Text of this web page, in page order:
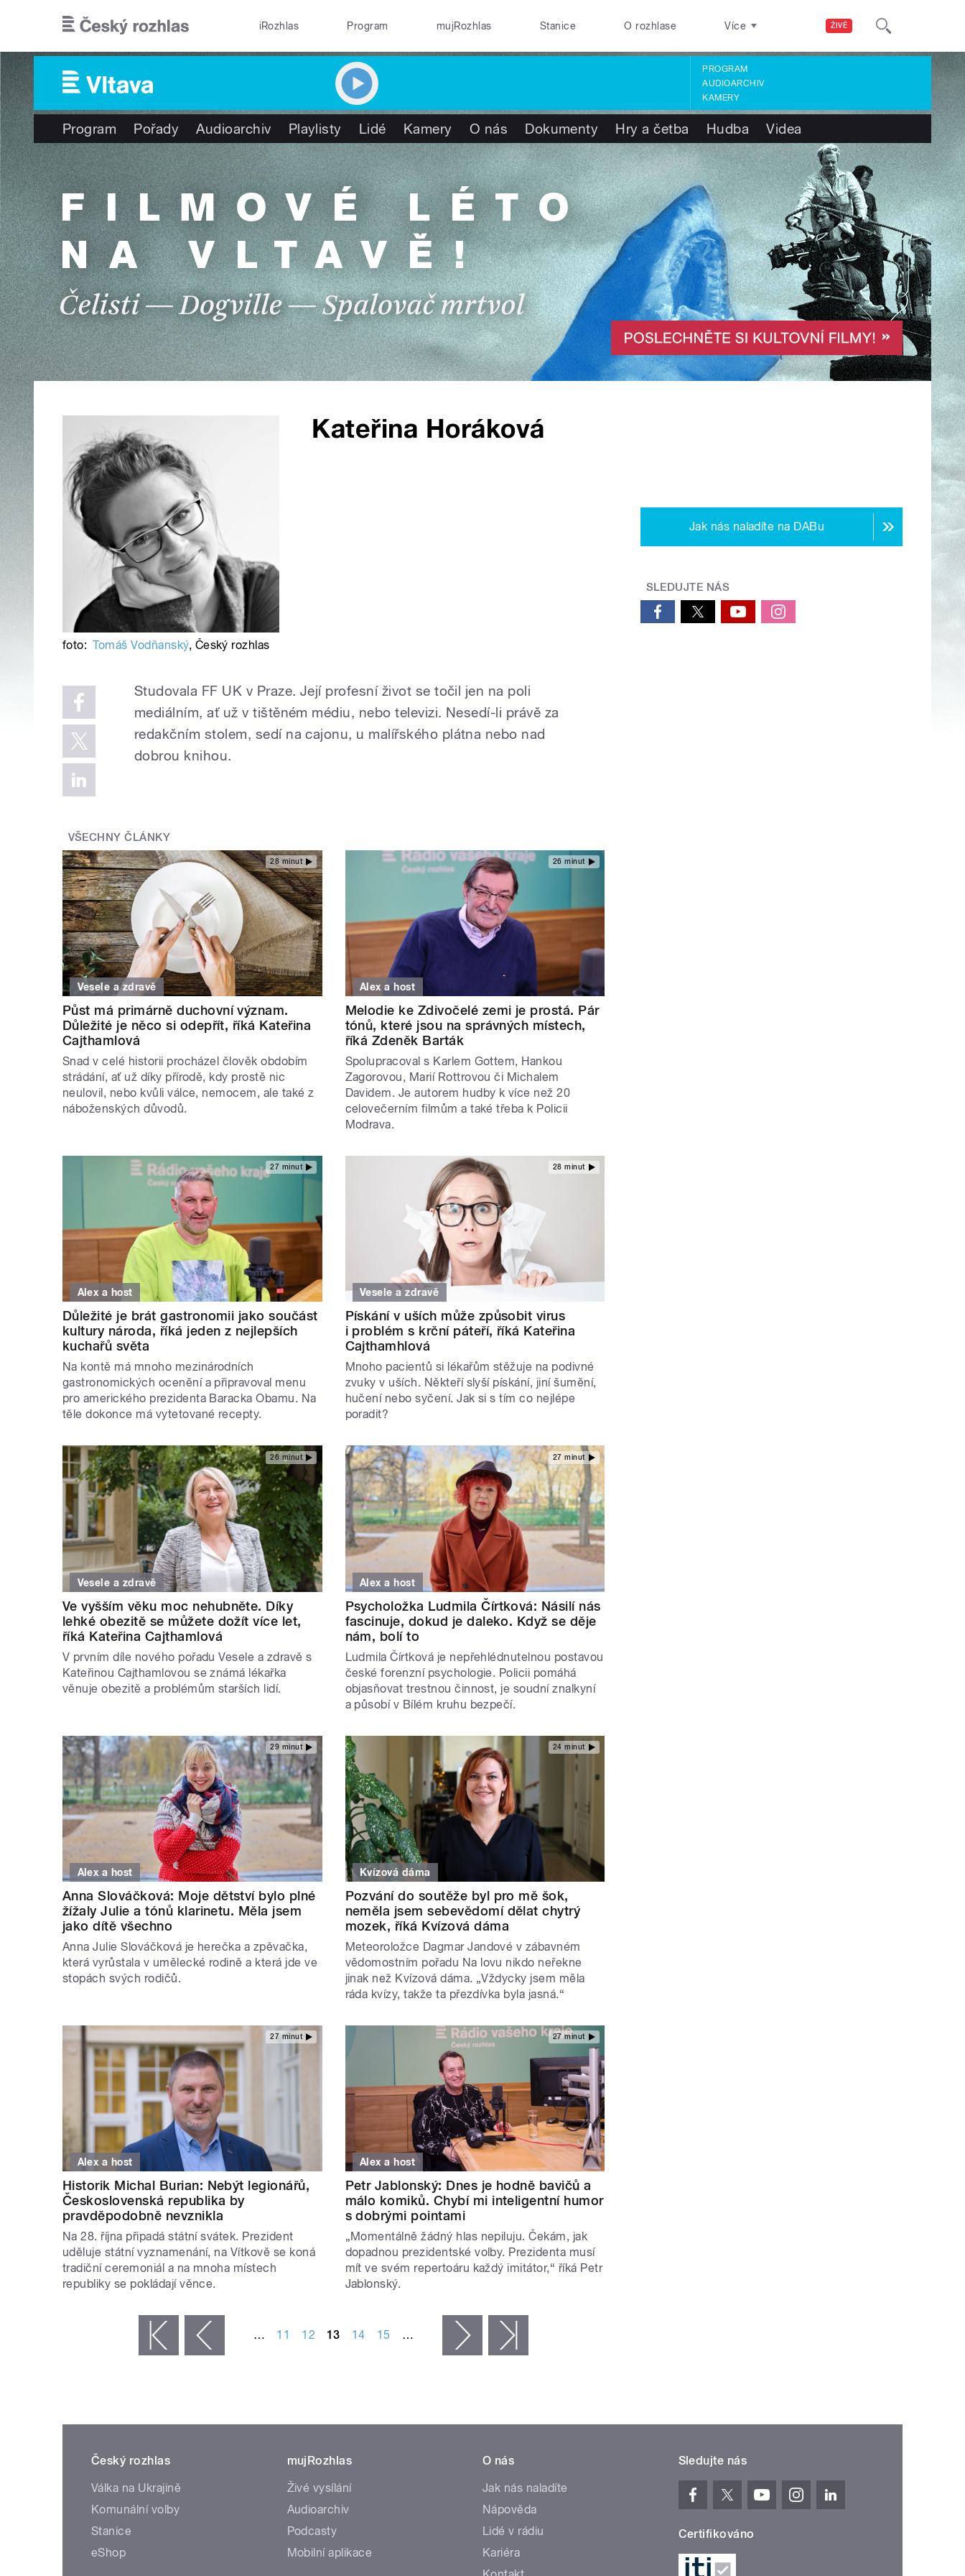
ŽIVĚ
iRozhlas Program mujRozhlas Stanice O rozhlase Více
PROGRAM
AUDIOARCHIV
KAMERY
Program Pořady Audioarchiv Playlisty Lidé Kamery O nás Dokumenty Hry a četba Hudba Videa
Kateřina Horáková
foto: Tomáš Vodňanský, Český rozhlas
Studovala FF UK v Praze. Její profesní život se točil jen na poli
mediálním, ať už v tištěném médiu, nebo televizi. Nesedí-li právě za
redakčním stolem, sedí na cajonu, u malířského plátna nebo nad
dobrou knihou.
VŠECHNY ČLÁNKY
28 minut
Vesele a zdravě
Půst má primárně duchovní význam.
Důležité je něco si odepřít, říká Kateřina
Cajthamlová
Snad v celé historii procházel člověk obdobím
strádání, ať už díky přírodě, kdy prostě nic
neulovil, nebo kvůli válce, nemocem, ale také z
náboženských důvodů.
26 minut
Alex a host
Melodie ke Zdivočelé zemi je prostá. Pár
tónů, které jsou na správných místech,
říká Zdeněk Barták
Spolupracoval s Karlem Gottem, Hankou
Zagorovou, Marií Rottrovou či Michalem
Davidem. Je autorem hudby k více než 20
celovečerním filmům a také třeba k Policii
Modrava.
27 minut
Alex a host
Důležité je brát gastronomii jako součást
kultury národa, říká jeden z nejlepších
kuchařů světa
Na kontě má mnoho mezinárodních
gastronomických ocenění a připravoval menu
pro amerického prezidenta Baracka Obamu. Na
těle dokonce má vytetované recepty.
28 minut
Vesele a zdravě
Pískání v uších může způsobit virus
i problém s krční páteří, říká Kateřina
Cajthamhlová
Mnoho pacientů si lékařům stěžuje na podivné
zvuky v uších. Někteří slyší pískání, jiní šumění,
hučení nebo syčení. Jak si s tím co nejlépe
poradit?
26 minut
Vesele a zdravě
Ve vyšším věku moc nehubněte. Díky
lehké obezitě se můžete dožít více let,
říká Kateřina Cajthamlová
V prvním díle nového pořadu Vesele a zdravě s
Kateřinou Cajthamlovou se známá lékařka
věnuje obezitě a problémům starších lidí.
27 minut
Alex a host
Psycholožka Ludmila Čírtková: Násilí nás
fascinuje, dokud je daleko. Když se děje
nám, bolí to
Ludmila Čírtková je nepřehlédnutelnou postavou
české forenzní psychologie. Policii pomáhá
objasňovat trestnou činnost, je soudní znalkyní
a působí v Bílém kruhu bezpečí.
29 minut
Alex a host
Anna Slováčková: Moje dětství bylo plné
žížaly Julie a tónů klarinetu. Měla jsem
jako dítě všechno
Anna Julie Slováčková je herečka a zpěvačka,
která vyrůstala v umělecké rodině a která jde ve
stopách svých rodičů.
24 minut
Kvízová dáma
Pozvání do soutěže byl pro mě šok,
neměla jsem sebevědomí dělat chytrý
mozek, říká Kvízová dáma
Meteoroložce Dagmar Jandové v zábavném
vědomostním pořadu Na lovu nikdo neřekne
jinak než Kvízová dáma. „Vždycky jsem měla
ráda kvízy, takže ta přezdívka byla jasná.“
27 minut
Alex a host
Historik Michal Burian: Nebýt legionářů,
Československá republika by
pravděpodobně nevznikla
Na 28. října připadá státní svátek. Prezident
uděluje státní vyznamenání, na Vítkově se koná
tradiční ceremoniál a na mnoha místech
republiky se pokládají věnce.
27 minut
Alex a host
Petr Jablonský: Dnes je hodně bavičů a
málo komiků. Chybí mi inteligentní humor
s dobrými pointami
„Momentálně žádný hlas nepiluju. Čekám, jak
dopadnou prezidentské volby. Prezidenta musí
mít ve svém repertoáru každý imitátor,“ říká Petr
Jablonský.
‹ předchozí … 11 12 13 14 15 … následující ›
Jak nás naladíte na DABu
SLEDUJTE NÁS
Český rozhlas
Válka na Ukrajině
Komunální volby
Stanice
eShop
mujRozhlas
Živé vysílání
Audioarchiv
Podcasty
Mobilní aplikace
O nás
Jak nás naladíte
Nápověda
Lidé v rádiu
Kariéra
Sledujte nás
Certifikováno